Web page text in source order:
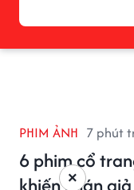
PHIM ẢNH 7 phút
6 phim cổ
khiến khán
×